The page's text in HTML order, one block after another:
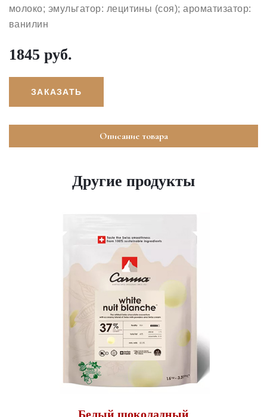
молоко; эмульгатор: лецитины (соя); ароматизатор:
ванилин
1845 руб.
ЗАКАЗАТЬ
Описание товара
Другие продукты
Белый шоколадный